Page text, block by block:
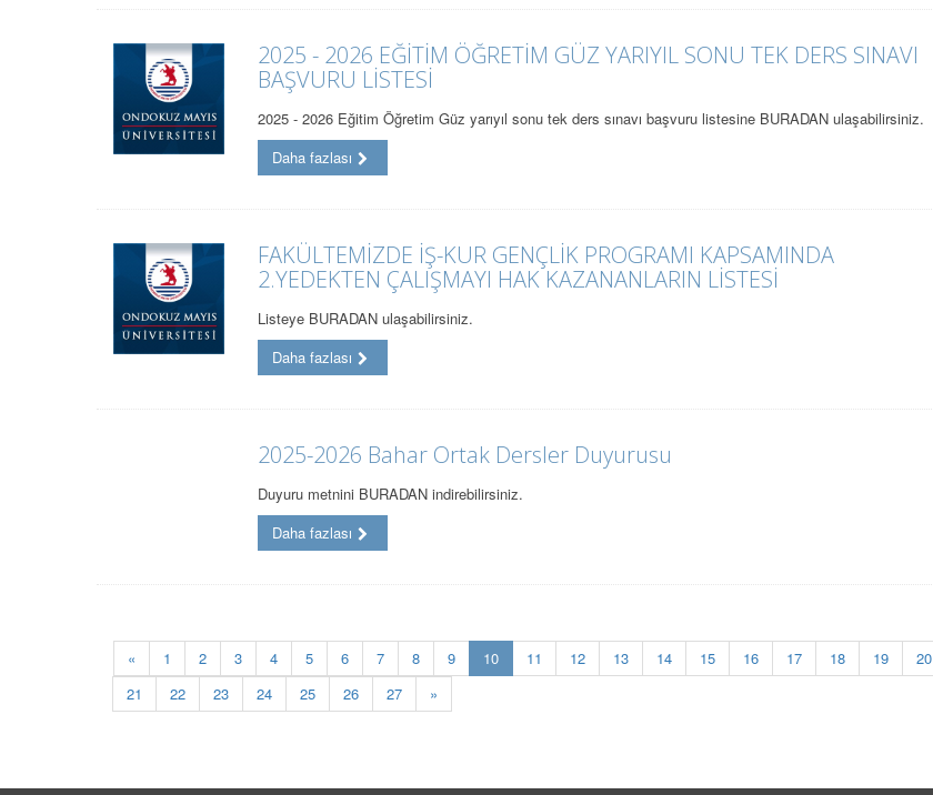
2025 - 2026 EĞİTİM ÖĞRETİM GÜZ YARIYIL SONU TEK DERS SINAVI
BAŞVURU LİSTESİ
2025 - 2026 Eğitim Öğretim Güz yarıyıl sonu tek ders sınavı başvuru listesine BURADAN ulaşabilirsiniz.
Daha fazlası
FAKÜLTEMİZDE İŞ-KUR GENÇLİK PROGRAMI KAPSAMINDA
2.YEDEKTEN ÇALIŞMAYI HAK KAZANANLARIN LİSTESİ
Listeye BURADAN ulaşabilirsiniz.
Daha fazlası
2025-2026 Bahar Ortak Dersler Duyurusu
Duyuru metnini BURADAN indirebilirsiniz.
Daha fazlası
« 1 2 3 4 5 6 7 8 9 10(current)
11 12 13 14 15 16 17 18 19
20
21
22 23 24 25 26 27 »